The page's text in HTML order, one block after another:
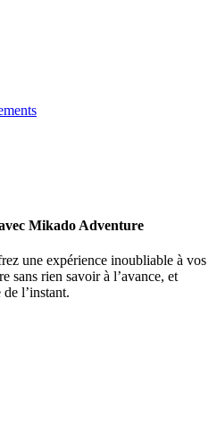
Mikado Adventure
une expérience inoubliable à vos
sans rien savoir à l’avance, et
l’instant.